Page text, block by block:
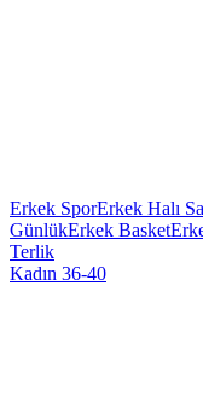
Erkek SporErkek Halı
GünlükErkek Basket
Terlik
Kadın 36-40